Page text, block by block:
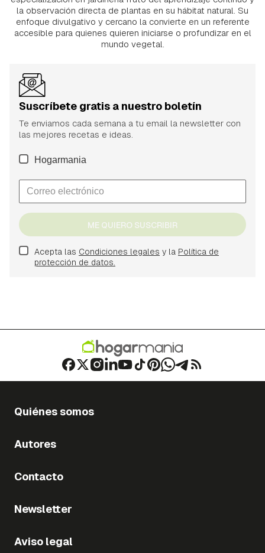
la observación directa de plantas en su hábitat natural. Su
enfoque divulgativo y cercano la convierte en un referente
accesible para quienes quieren iniciarse o profundizar en el
mundo vegetal.
Suscríbete gratis a nuestro boletín
Te enviamos cada semana a tu email la newsletter con
las mejores recetas e ideas.
Hogarmania
ME QUIERO SUSCRIBIR
Acepta las Condiciones legales y la Política de
protección de datos.
Quiénes somos
Autores
Contacto
Newsletter
Aviso legal